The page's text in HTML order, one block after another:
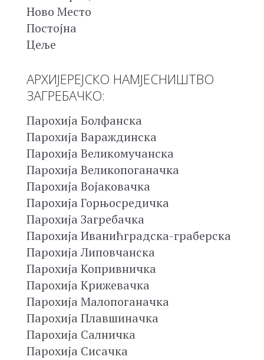
Ново Место
Постојна
Цеље
АРХИЈЕРЕЈСКО НАМЈЕСНИШТВО
ЗАГРЕБАЧКО:
Парохија Болфанска
Парохија Вараждинска
Парохија Великомучанска
Парохија Великопоганачка
Парохија Војаковачка
Парохија Горњосредичка
Парохија Загребачка
Парохија Иванићградска-граберска
Парохија Липовчанска
Парохија Копривничка
Парохија Крижевачка
Парохија Малопоганачка
Парохија Плавшиначка
Парохија Салничка
Парохија Сисачка